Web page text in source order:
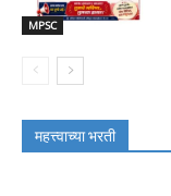
MPSC
महत्त्वाच्या भरती